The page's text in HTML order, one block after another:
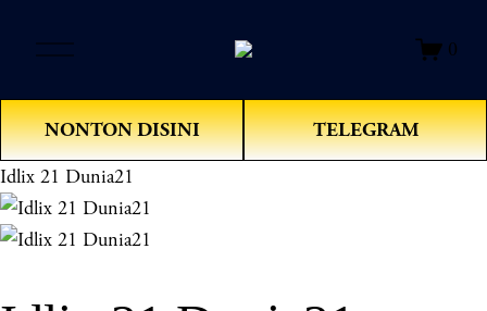
e
n
M
e
u
0
NONTON DISINI TELEGRAM
Idlix 21 Dunia21